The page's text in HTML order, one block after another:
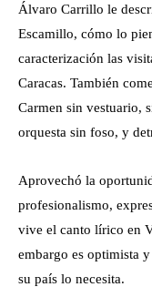
Álvaro Carrillo le
Escamillo, cómo lo
caracterización las
Caracas. También
Carmen sin vestuario,
orquesta sin foso, y
Aprovechó la
profesionalismo,
vive el canto lírico en
embargo es optimista
su país lo necesita.